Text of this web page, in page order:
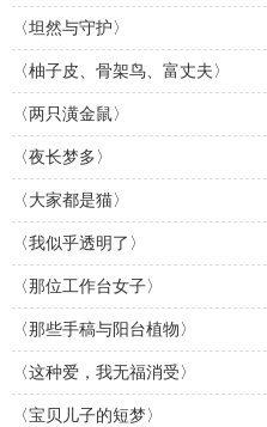
〈坦然与守护〉
〈柚子皮、骨架鸟、富丈夫〉
〈两只潢金鼠〉
〈夜长梦多〉
〈大家都是猫〉
〈我似乎透明了〉
〈那位工作台女子〉
〈那些手稿与阳台植物〉
〈这种爱，我无福消受〉
〈宝贝儿子的短梦〉